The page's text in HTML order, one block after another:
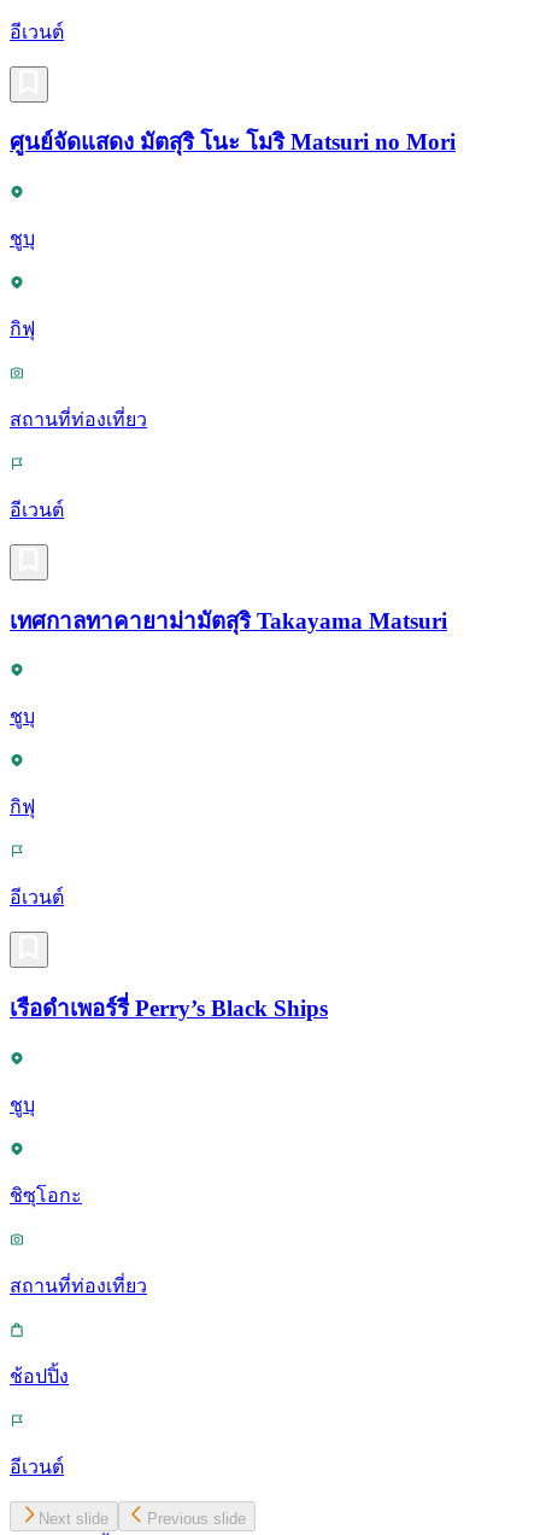
อีเวนต์
ศูนย์จัดแสดง มัตสุริ โนะ โมริ Matsuri no Mori
ชูบุ
กิฟุ
สถานที่ท่องเที่ยว
อีเวนต์
เทศกาลทาคายาม่ามัตสุริ Takayama Matsuri
ชูบุ
กิฟุ
อีเวนต์
เรือดำเพอร์รี่ Perry’s Black Ships
ชูบุ
ชิซุโอกะ
สถานที่ท่องเที่ยว
ช้อปปิ้ง
อีเวนต์
Next slide Previous slide